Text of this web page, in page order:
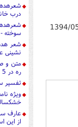
1394/
درب
سوخته
شعر
نشینی علی
متن و
ره در 5 جلسه
تفسیر
ویژه
عارف
از این